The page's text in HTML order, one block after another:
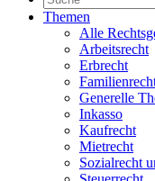
Themen
Alle
Arbeitsrecht
Erbrecht
Generelle
Inkasso
Kaufrecht
Mietrecht
Sozialrecht